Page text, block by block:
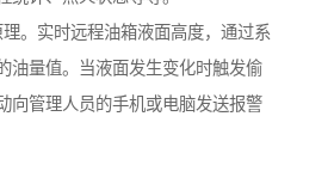
。实时远程油箱液面高度，通过系
油量值。当液面发生变化时触发偷
向管理人员的手机或电脑发送报警